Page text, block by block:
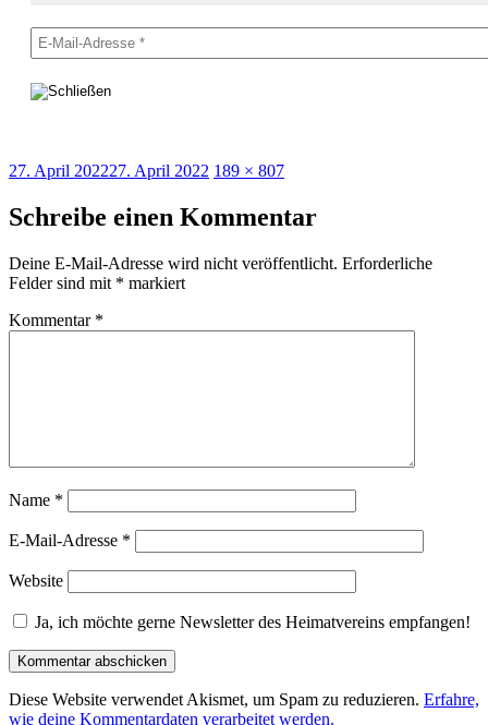
Veröffentlicht
27. April 202227. April 2022 Originalgröße
189 × 807
Schreibe einen Kommentar
Deine E-Mail-Adresse wird nicht veröffentlicht. Erforderliche
Felder sind mit * markiert
Kommentar *
Name *
E-Mail-Adresse *
Website
Ja, ich möchte gerne Newsletter des Heimatvereins empfangen!
Diese Website verwendet Akismet, um Spam zu reduzieren. Erfahre,
wie deine Kommentardaten verarbeitet werden.